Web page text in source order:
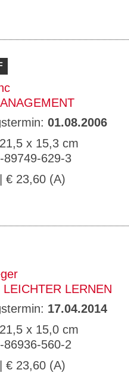
01.08.2006
x 15,3 cm
89749-629-3
| € 23,60 (A)
LEICHTER LERNEN
17.04.2014
x 15,0 cm
86936-560-2
| € 23,60 (A)